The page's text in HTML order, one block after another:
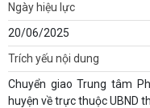
Ngày hiệu lực
20/06/2025
Trích yếu nội dung
Chuyển giao Trung tâm
huyện về trực thuộc UBND